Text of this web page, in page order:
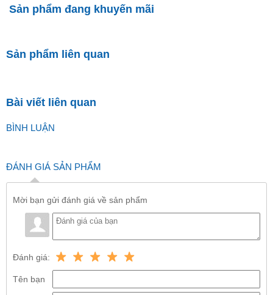
Sản phẩm đang khuyến mãi
Sản phẩm liên quan
Bài viết liên quan
BÌNH LUẬN
ĐÁNH GIÁ SẢN PHẨM
Mời bạn gửi đánh giá về sản phẩm
Đánh giá:
Tên bạn